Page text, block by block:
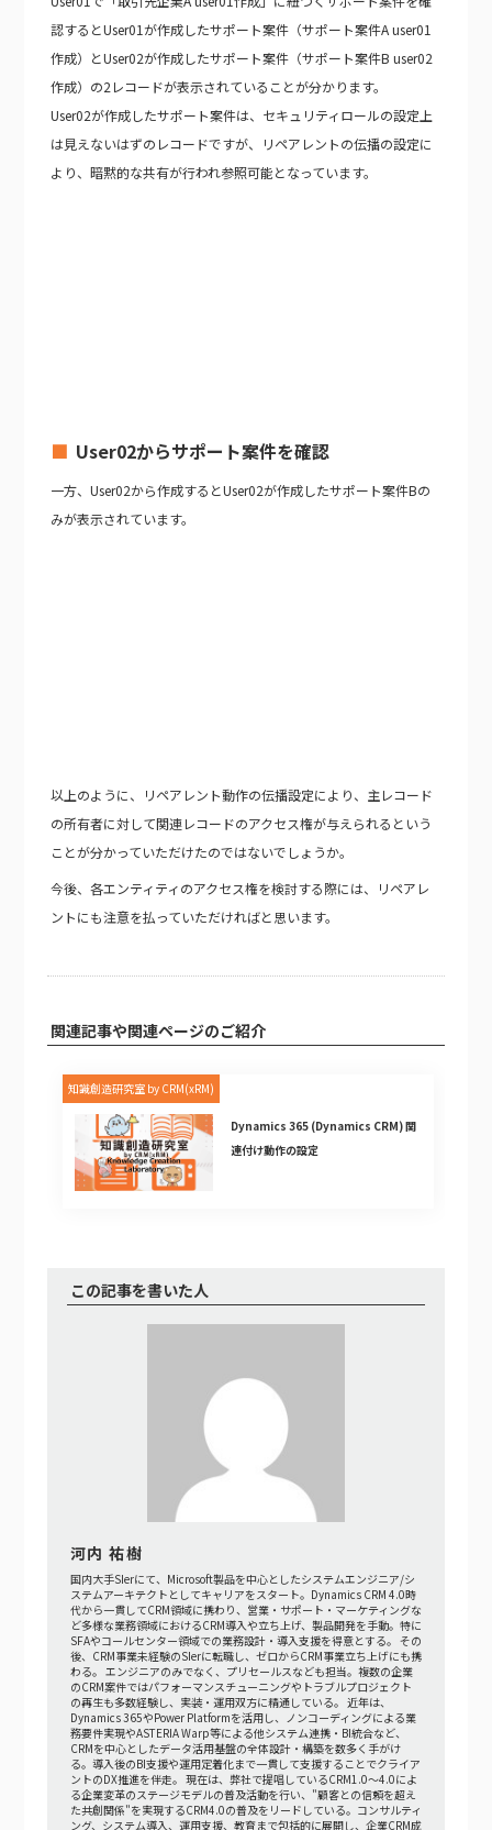
認するとUser01が作成したサポート案件（サポート案件A user01
作成）とUser02が作成したサポート案件（サポート案件B user02
作成）の2レコードが表示されていることが分かります。
User02が作成したサポート案件は、セキュリティロールの設定上
は見えないはずのレコードですが、リペアレントの伝播の設定に
より、暗黙的な共有が行われ参照可能となっています。
User02からサポート案件を確認
一方、User02から作成するとUser02が作成したサポート案件Bの
みが表示されています。
以上のように、リペアレント動作の伝播設定により、主レコード
の所有者に対して関連レコードのアクセス権が与えられるという
ことが分かっていただけたのではないでしょうか。
今後、各エンティティのアクセス権を検討する際には、リペアレ
ントにも注意を払っていただければと思います。
関連記事や関連ページのご紹介
知識創造研究室 by CRM(xRM)
Dynamics 365 (Dynamics CRM) 関
連付け動作の設定
この記事を書いた人
河内 祐樹
国内大手SIerにて、Microsoft製品を中心としたシステムエンジニア/シ
ステムアーキテクトとしてキャリアをスタート。Dynamics CRM 4.0時
代から一貫してCRM領域に携わり、営業・サポート・マーケティングな
ど多様な業務領域におけるCRM導入や立ち上げ、製品開発を手動。特に
SFAやコールセンター領域での業務設計・導入支援を得意とする。 その
後、CRM事業未経験のSIerに転職し、ゼロからCRM事業立ち上げにも携
わる。 エンジニアのみでなく、プリセールスなども担当。複数の企業
のCRM案件ではパフォーマンスチューニングやトラブルプロジェクト
の再生も多数経験し、実装・運用双方に精通している。 近年は、
Dynamics 365やPower Platformを活用し、ノンコーディングによる業
務要件実現やASTERIA Warp等による他システム連携・BI統合など、
CRMを中心としたデータ活用基盤の全体設計・構築を数多く手がけ
る。導入後のBI支援や運用定着化まで一貫して支援することでクライア
ントのDX推進を伴走。 現在は、弊社で提唱しているCRM1.0～4.0によ
る企業変革のステージモデルの普及活動を行い、"顧客との信頼を超え
た共創関係"を実現するCRM4.0の普及をリードしている。コンサルティ
ング、システム導入、運用支援、教育まで包括的に展開し、企業CRM成